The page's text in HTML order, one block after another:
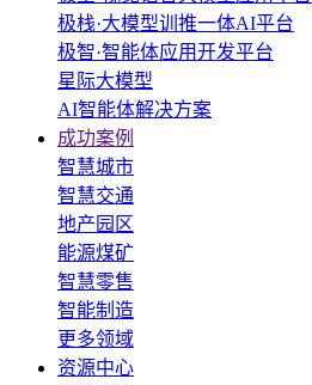
极栈·大模型训推一体AI平台
极智·智能体应用开发平台
星际大模型
AI智能体解决方案
成功案例
智慧城市
智慧交通
地产园区
能源煤矿
智慧零售
智能制造
更多领域
资源中心